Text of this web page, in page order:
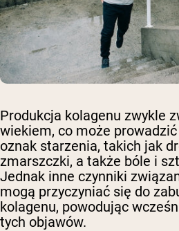
Produkcja kolagenu zwykle
wiekiem, co może
oznak starzenia, takich jak
zmarszczki, a także bóle i
Jednak inne czynniki
mogą przyczyniać się do
kolagenu, powodując
tych objawów.